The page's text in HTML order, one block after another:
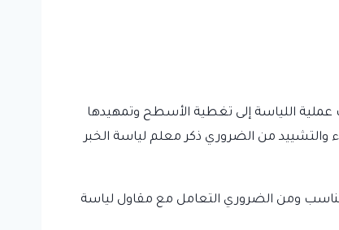
عملية اللياسة إلى تغطية الأسطح وتمهيدها
والتشييد من الضروري ذكر معلم لياسة الخبر
ومن الضروري التعامل مع مقاول لياسة